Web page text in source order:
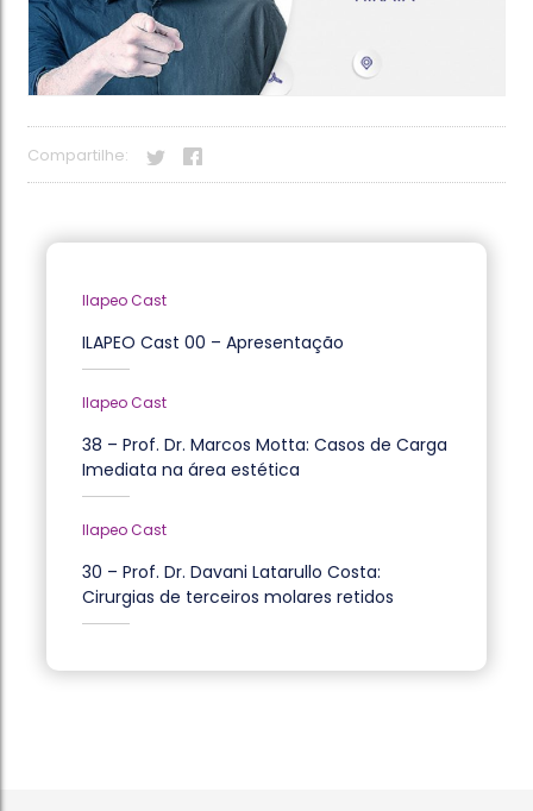
Compartilhe:
Ilapeo Cast
ILAPEO Cast 00 – Apresentação
Ilapeo Cast
38 – Prof. Dr. Marcos Motta: Casos de Carga
Imediata na área estética
Ilapeo Cast
30 – Prof. Dr. Davani Latarullo Costa:
Cirurgias de terceiros molares retidos